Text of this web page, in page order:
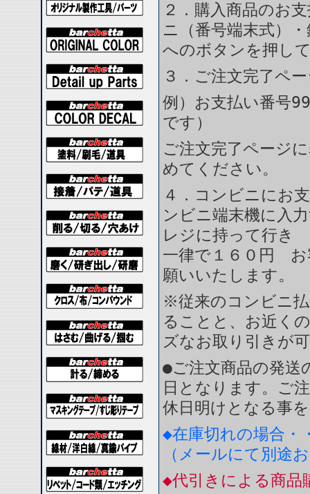
２．購入商品のお
ニ（番号端末式）
へのボタンを押し
３．ご注文完了ペ
例）お支払い番号
です）
ご注文完了ページ
めてください。
４．コンビニにお
ンビニ端末機に入
レジに持って行き
一律で１６０円 お
願いいたします。
※従来のコンビニ
ることと、お近く
ズなお取り引きが
●ご注文商品の発送
日となります。ご
休日明けとなる事
◆在庫切れの場合・
（メールにて別途
◆代引きによる商品